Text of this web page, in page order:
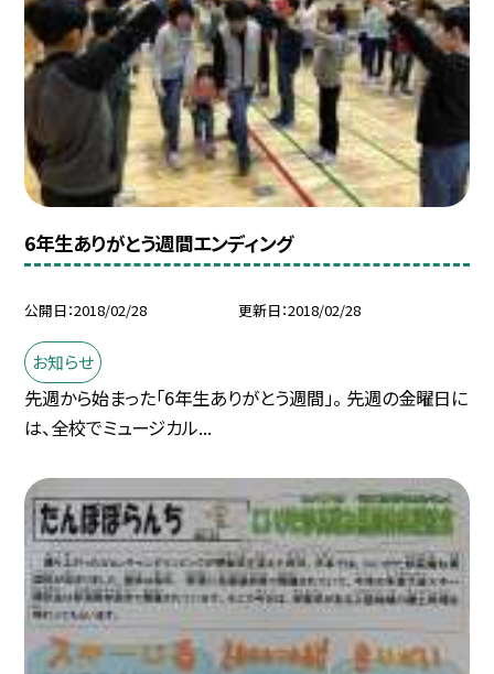
6年生ありがとう週間エンディング
公開日 2018/02/28 更新日 2018/02/28
お知らせ
先週から始まった「6年生ありがとう週間」。 先週の金曜日に
は、全校でミュージカル...